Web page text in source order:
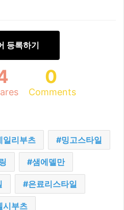
등록하기
0
Comments
일리부츠 밍고스타일
샘에델만
은료리스타일
시부츠